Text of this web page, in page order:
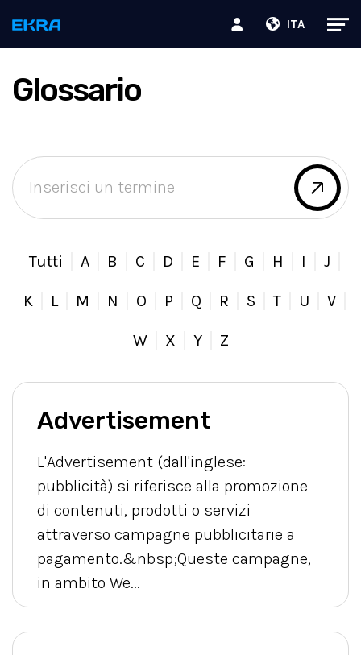
ITA
Glossario
Tutti A B C D E F G H I J
K L M N O P Q R S T U V
W X Y Z
Advertisement
L'Advertisement (dall'inglese:
pubblicità) si riferisce alla promozione
di contenuti, prodotti o servizi
attraverso campagne pubblicitarie a
pagamento.&nbsp;Queste campagne,
in ambito We...